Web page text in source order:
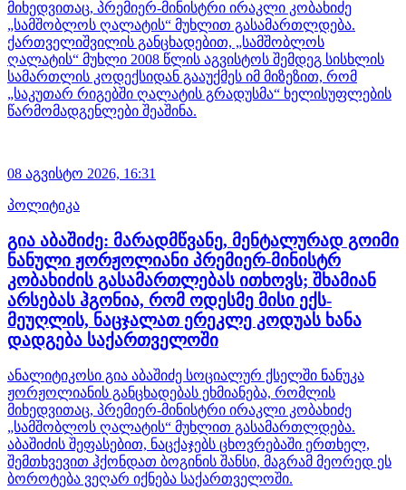
მიხედვითაც, პრემიერ-მინისტრი ირაკლი კობახიძე
„სამშობლოს ღალატის“ მუხლით გასამართლდება.
ქართველიშვილის განცხადებით, „სამშობლოს
ღალატის“ მუხლი 2008 წლის აგვისტოს შემდეგ სისხლის
სამართლის კოდექსიდან გააუქმეს იმ მიზეზით, რომ
„საკუთარ რიგებში ღალატის გრადუსმა“ ხელისუფლების
წარმომადგენლები შეაშინა.
08 აგვისტო 2026, 16:31
პოლიტიკა
გია აბაშიძე: მარადმწვანე, მენტალურად გოიმი
ნანული ჟორჟოლიანი პრემიერ-მინისტრ
კობახიძის გასამართლებას ითხოვს; შხამიან
არსებას ჰგონია, რომ ოდესმე მისი ექს-
მეუღლის, ნაცჯალათ ერეკლე კოდუას ხანა
დადგება საქართველოში
ანალიტიკოსი გია აბაშიძე სოციალურ ქსელში ნანუკა
ჟორჟოლიანის განცხადებას ეხმიანება, რომლის
მიხედვითაც, პრემიერ-მინისტრი ირაკლი კობახიძე
„სამშობლოს ღალატის“ მუხლით გასამართლდება.
აბაშიძის შეფასებით, ნაცქაჯებს ცხოვრებაში ერთხელ,
შემთხვევით ჰქონდათ ბოგინის შანსი, მაგრამ მეორედ ეს
ბოროტება ვეღარ იქნება საქართველოში.